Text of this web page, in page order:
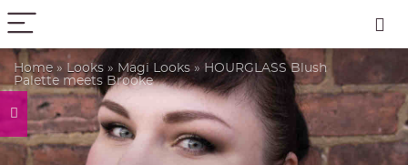
Home » Looks » Magi Looks »HOURGLASS Blush
Palette meets Brooke